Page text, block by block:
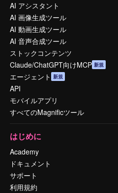
AI アシスタント
AI 画像生成ツール
AI 動画生成ツール
AI 音声合成ツール
ストックコンテンツ
Claude/ChatGPT向けMCP 新規
エージェント 新規
API
モバイルアプリ
すべてのMagnificツール
はじめに
Academy
ドキュメント
サポート
利用規約